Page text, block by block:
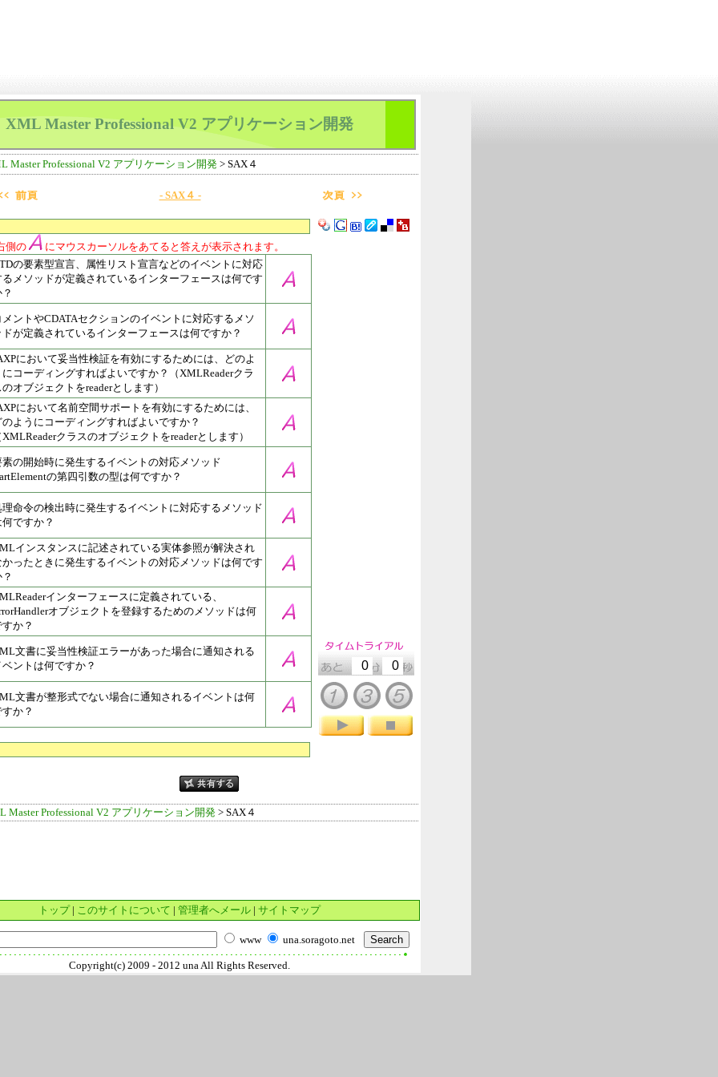
XML Master Professional V2 アプリケーション開発
Master Professional V2 アプリケーション開発 > SAX４
- SAX４ -
側の
にマウスカーソルをあてると答えが表示されます。
の要素型宣言、属性リスト宣言などのイベントに対応
るメソッドが定義されているインターフェースは何です
メントやCDATAセクションのイベントに対応するメソ
ドが定義されているインターフェースは何ですか？
において妥当性検証を有効にするためには、どのよ
にコーディングすればよいですか？（XMLReaderクラ
オブジェクトをreaderとします）
において名前空間サポートを有効にするためには、
のようにコーディングすればよいですか？
XMLReaderクラスのオブジェクトをreaderとします）
素の開始時に発生するイベントの対応メソッド
の第四引数の型は何ですか？
理命令の検出時に発生するイベントに対応するメソッド
何ですか？
インスタンスに記述されている実体参照が解決され
かったときに発生するイベントの対応メソッドは何です
インターフェースに定義されている、
オブジェクトを登録するためのメソッドは何
か？
文書に妥当性検証エラーがあった場合に通知される
ベントは何ですか？
文書が整形式でない場合に通知されるイベントは何
か？
Master Professional V2 アプリケーション開発 > SAX４
トップ| このサイトについて | 管理者へメール | サイトマップ
www una.soragoto.net
Copyright(c) 2009 - 2012 una All Rights Reserved.